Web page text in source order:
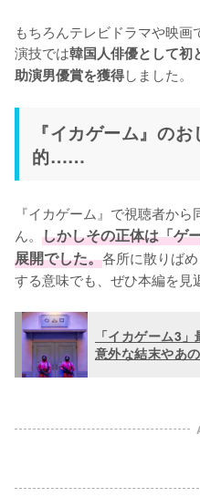
もちろんテレビドラマや映
演技では韓国人俳優として初
助演男優賞を獲得しました。
『イカゲーム』の
的……
『イカゲーム』で視聴者か
ん。 しかしその正体は「ゲ
展開でした。各所に散りば
する意味でも、ぜひ本編を見
「イカゲーム3
意外な結末やあ